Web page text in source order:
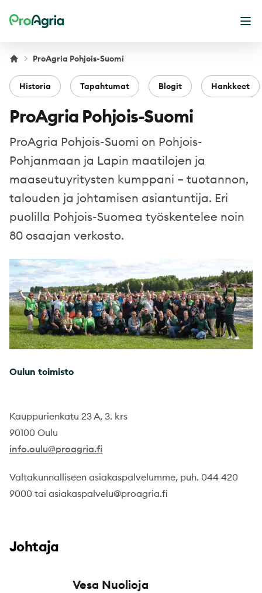
ProAgria
ProAgria Pohjois-Suomi
Historia Tapahtumat Blogit Hankkeet
ProAgria Pohjois-Suomi
ProAgria Pohjois-Suomi on Pohjois-
Pohjanmaan ja Lapin maatilojen ja
maaseutuyritysten kumppani – tuotannon,
talouden ja johtamisen asiantuntija. Eri
puolilla Pohjois-Suomea työskentelee noin
80 osaajan verkosto.
Oulun toimisto
Kauppurienkatu 23 A, 3. krs
90100 Oulu
info.oulu@proagria.fi
Valtakunnalliseen asiakaspalvelumme, puh. 044 420
9000 tai asiakaspalvelu@proagria.fi
Johtaja
Vesa Nuolioja